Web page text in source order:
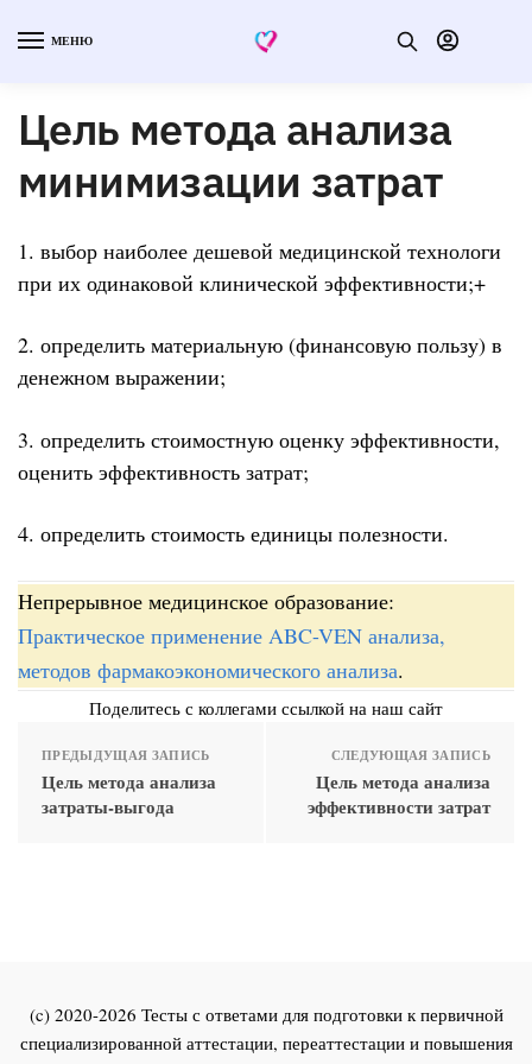
МЕНЮ
Цель метода анализа
минимизации затрат
1. выбор наиболее дешевой медицинской технологи
при их одинаковой клинической эффективности;+
2. определить материальную (финансовую пользу) в
денежном выражении;
3. определить стоимостную оценку эффективности,
оценить эффективность затрат;
4. определить стоимость единицы полезности.
Непрерывное медицинское образование:
Практическое применение ABC-VEN анализа,
методов фармакоэкономического анализа.
Поделитесь с коллегами ссылкой на наш сайт
ПРЕДЫДУЩАЯ ЗАПИСЬ
Цель метода анализа
затраты-выгода
СЛЕДУЮЩАЯ ЗАПИСЬ
Цель метода анализа
эффективности затрат
(c) 2020-2026 Тесты с ответами для подготовки к первичной
специализированной аттестации, переаттестации и повышения